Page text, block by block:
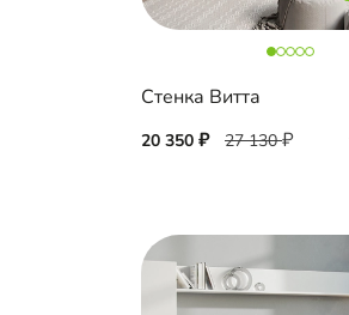
Стенка Витта
20 350 27 130